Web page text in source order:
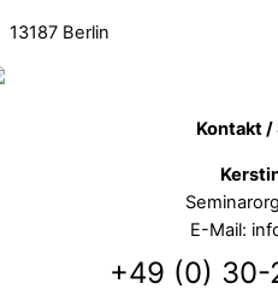
13187 Berlin
Kontakt
E-Mail:
+49 (0)